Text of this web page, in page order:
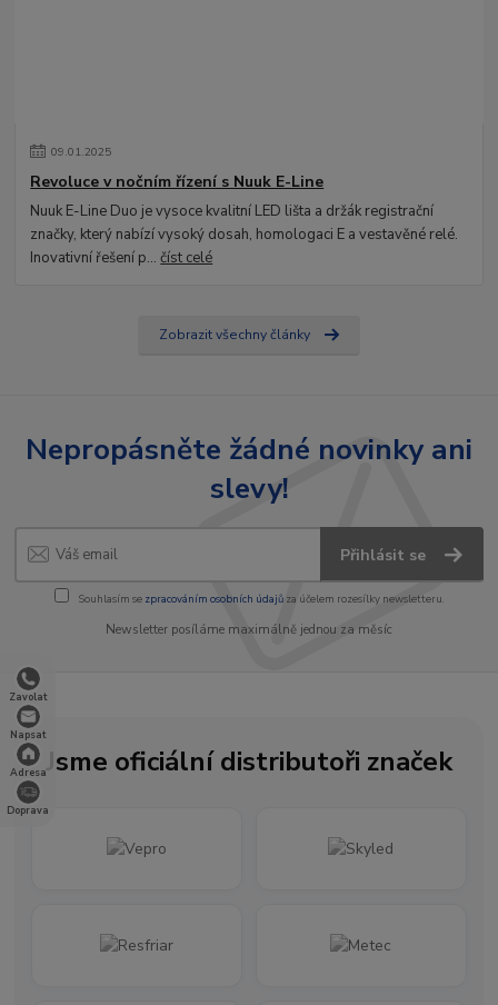
Zavolat
Napsat
Adresa
Doprava
09.01.2025
Revoluce v nočním řízení s Nuuk E-Line
Nuuk E-Line Duo je vysoce kvalitní LED lišta a držák registrační
značky, který nabízí vysoký dosah, homologaci E a vestavěné relé.
Inovativní řešení p...číst celé
Zobrazit všechny články
Nepropásněte žádné novinky ani
slevy!
Přihlásit se
Souhlasím se zpracováním osobních údajůza účelem rozesílky newsletteru.
Newsletter posíláme maximálně jednou za měsíc
Jsme oficiální distributoři značek